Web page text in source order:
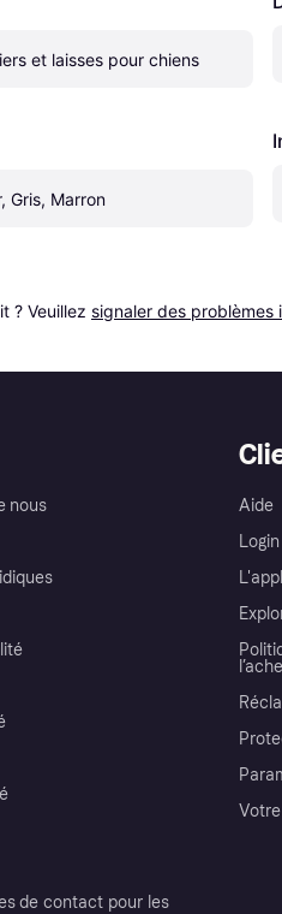
et laisses pour chiens
Gris, Marron
? Veuillez signaler des problèmes
nous
de contact pour les
Aide
Login